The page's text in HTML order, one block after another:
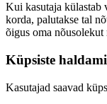
Kui kasutaja külastab
korda, palutakse tal
õigus oma nõusolekut
Küpsiste
Kasutajad saavad